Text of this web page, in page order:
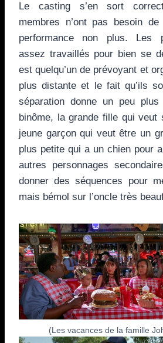
Le casting s’en sort
membres n’ont pas besoin
performance non plus. Les
assez travaillés pour bien se
est quelqu’un de prévoyant et
plus distante et le fait qu’ils
séparation donne un peu
binôme, la grande fille qui
jeune garçon qui veut être un
plus petite qui a un chien pour
autres personnages
donner des séquences pour
mais bémol sur l’oncle très
(Les vacances de la famille